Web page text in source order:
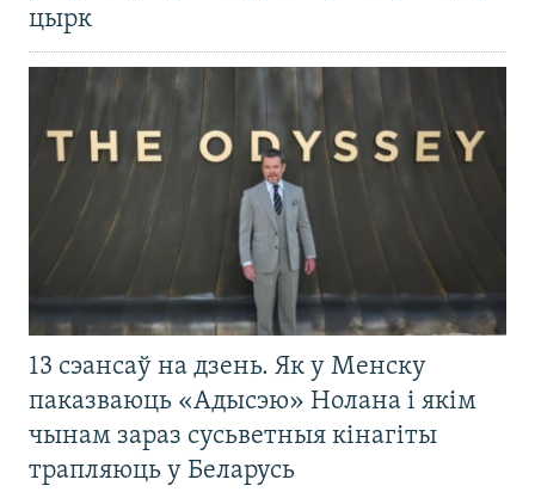
цырк
13 сэансаў на дзень. Як у Менску
паказваюць «Адысэю» Нолана і якім
чынам зараз сусьветныя кінагіты
трапляюць у Беларусь